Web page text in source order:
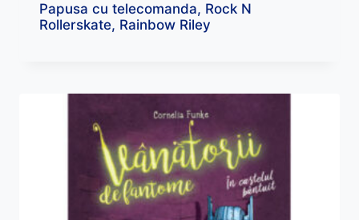
Papusa cu telecomanda, Rock N
Rollerskate, Rainbow Riley